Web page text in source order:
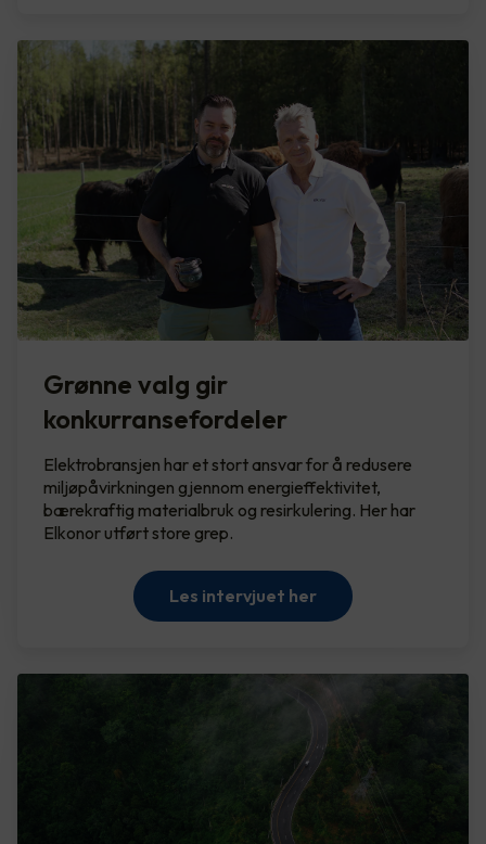
Grønne valg gir
konkurransefordeler
Elektrobransjen har et stort ansvar for å redusere
miljøpåvirkningen gjennom energieffektivitet,
bærekraftig materialbruk og resirkulering. Her har
Elkonor utført store grep.
Les intervjuet her